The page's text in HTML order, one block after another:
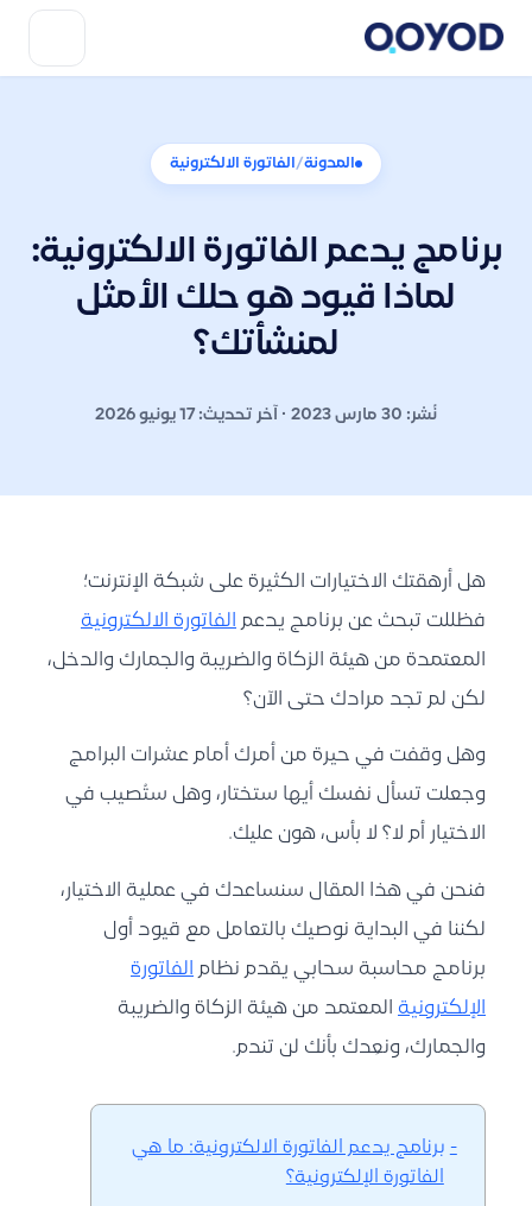
المدونة/ الفاتورة الالكترونية
برنامج يدعم الفاتورة الالكترونية:
لماذا قيود هو حلك الأمثل
لمنشأتك؟
نُشر: 30 مارس 2023 · آخر تحديث: 17 يونيو 2026
هل أرهقتك الاختيارات الكثيرة على شبكة الإنترنت؛
فظللت تبحث عن برنامج يدعم الفاتورة الالكترونية
المعتمدة من هيئة الزكاة والضريبة والجمارك والدخل،
لكن لم تجد مرادك حتى الآن؟
وهل وقفت في حيرة من أمرك أمام عشرات البرامج
وجعلت تسأل نفسك أيها ستختار، وهل ستُصيب في
الاختيار أم لا؟ لا بأس، هون عليك.
فنحن في هذا المقال سنساعدك في عملية الاختيار،
لكننا في البداية نوصيك بالتعامل مع قيود أول
برنامج محاسبة سحابي يقدم نظام الفاتورة
الإلكترونية المعتمد من هيئة الزكاة والضريبة
والجمارك، ونعِدك بأنك لن تندم.
برنامج يدعم الفاتورة الالكترونية: ما هي
الفاتورة الإلكترونية؟